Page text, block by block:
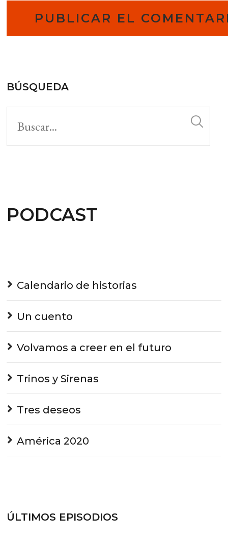
BÚSQUEDA
PODCAST
Calendario de historias
Un cuento
Volvamos a creer en el futuro
Trinos y Sirenas
Tres deseos
América 2020
ÚLTIMOS EPISODIOS